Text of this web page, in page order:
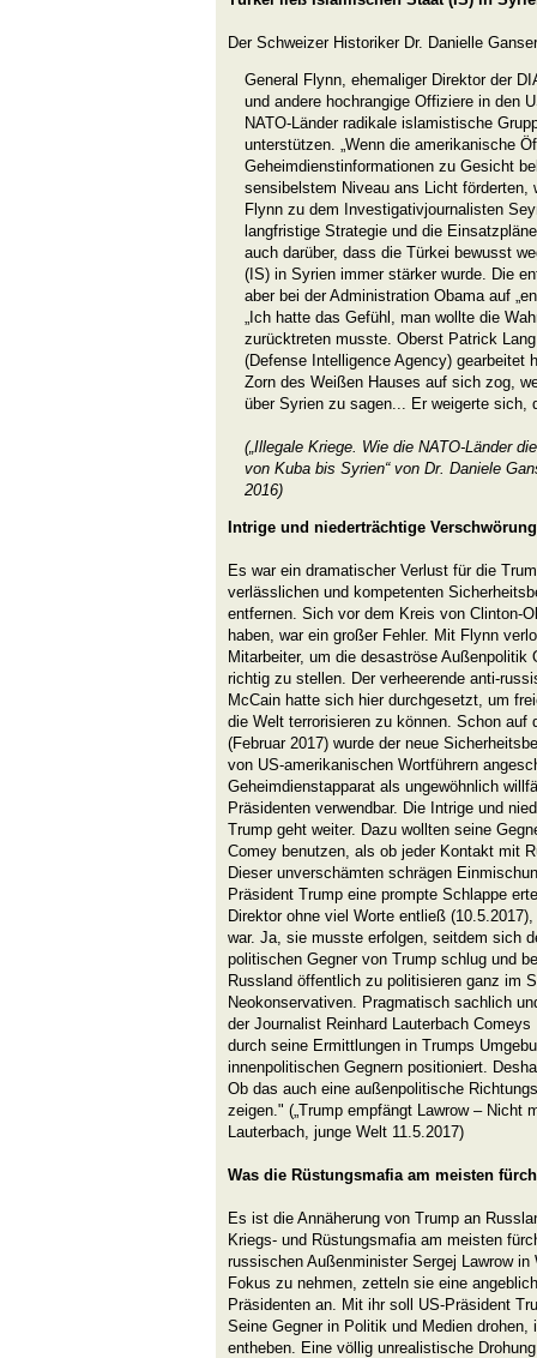
Der Schweizer Historiker Dr. Danielle
General Flynn, ehemaliger Direktor der
und andere hochrangige Offiziere in den
NATO-Länder radikale islamistische
unterstützen. „Wenn die amerikanische
Geheimdienstinformationen zu Gesicht
sensibelstem Niveau ans Licht förderten,
Flynn zu dem Investigativjournalisten
langfristige Strategie und die
auch darüber, dass die Türkei bewusst
(IS) in Syrien immer stärker wurde. Die
aber bei der Administration Obama auf
„Ich hatte das Gefühl, man wollte die
zurücktreten musste. Oberst Patrick
(Defense Intelligence Agency) gearbeitet
Zorn des Weißen Hauses auf sich zog,
über Syrien zu sagen... Er weigerte sich,
(„Illegale Kriege. Wie die NATO-Länder
von Kuba bis Syrien“ von Dr. Daniele
2016)
Intrige und niederträchtige
Es war ein dramatischer Verlust für die
verlässlichen und kompetenten
entfernen. Sich vor dem Kreis von Clinton-
haben, war ein großer Fehler. Mit Flynn
Mitarbeiter, um die desaströse Außenpolitik
richtig zu stellen. Der verheerende anti-
McCain hatte sich hier durchgesetzt, um
die Welt terrorisieren zu können. Schon auf
(Februar 2017) wurde der neue
von US-amerikanischen Wortführern
Geheimdienstapparat als ungewöhnlich
Präsidenten verwendbar. Die Intrige und
Trump geht weiter. Dazu wollten seine
Comey benutzen, als ob jeder Kontakt mit
Dieser unverschämten schrägen
Präsident Trump eine prompte Schlappe
Direktor ohne viel Worte entließ
war. Ja, sie musste erfolgen, seitdem sich
politischen Gegner von Trump schlug und
Russland öffentlich zu politisieren ganz im
Neokonservativen. Pragmatisch sachlich
der Journalist Reinhard Lauterbach
durch seine Ermittlungen in Trumps
innenpolitischen Gegnern positioniert.
Ob das auch eine außenpolitische
zeigen." („Trump empfängt Lawrow – Nicht
Lauterbach, junge Welt 11.5.2017)
Was die Rüstungsmafia am meisten
Es ist die Annäherung von Trump an
Kriegs- und Rüstungsmafia am meisten
russischen Außenminister Sergej Lawrow
Fokus zu nehmen, zetteln sie eine
Präsidenten an. Mit ihr soll US-Präsident
Seine Gegner in Politik und Medien
entheben. Eine völlig unrealistische